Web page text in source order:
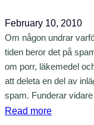
k
l
a
n
d
p
o
February 10, 2010
Om någon undrar
tiden beror det på
om porr, läkemedel
att deleta en del av
spam. Funderar
Read more: